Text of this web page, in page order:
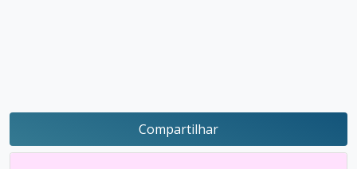
Compartilhar